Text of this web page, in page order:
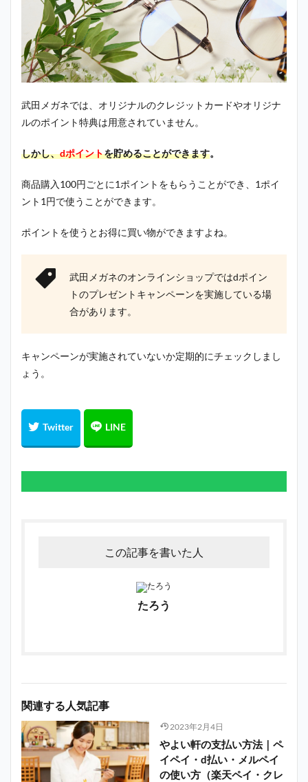
武田メガネでは、オリジナルのクレジットカードやオリジナ
ルのポイント特典は用意されていません。
しかし、dポイントを貯めることができます。
商品購入100円ごとに1ポイントをもらうことができ、1ポイ
ント1円で使うことができます。
ポイントを使うとお得に買い物ができますよね。
武田メガネのオンラインショップではdポイン
トのプレゼントキャンペーンを実施している場
合があります。
キャンペーンが実施されていないか定期的にチェックしまし
ょう。
この記事を書いた人
たろう
関連する人気記事
2023年2月4日
やよい軒の支払い方法｜ペ
イペイ・d払い・メルペイ
の使い方（楽天ペイ・クレ